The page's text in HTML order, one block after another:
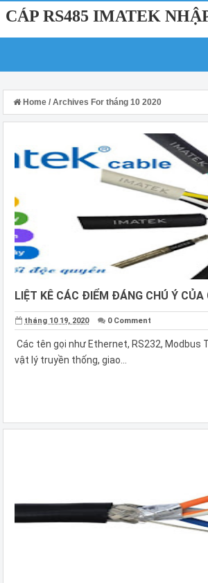
CÁP RS485 IMATEK
Home / Archives For tháng 10 2020
LIỆT KÊ CÁC ĐIỂM ĐÁNG CHÚ Ý CỦA
tháng 10 19, 2020 0 Comment
Các tên gọi như Ethernet, RS232, Modbus
vật lý truyền thống, giao...